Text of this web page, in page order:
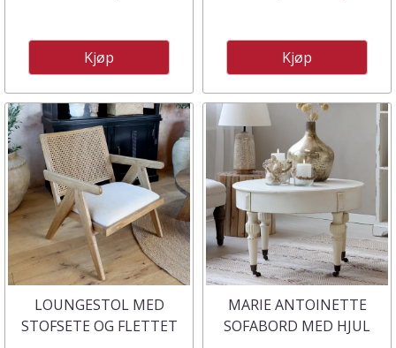
Kjøp Kjøp
LOUNGESTOL MED
STOFSETE OG FLETTET
MARIE ANTOINETTE
SOFABORD MED HJUL